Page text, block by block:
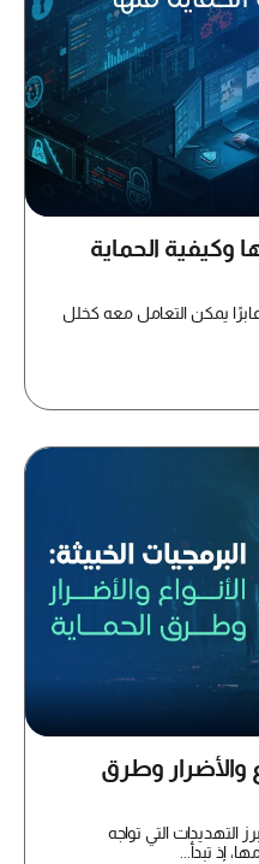
وكيفية الحماية
عابرًا يمكن التعامل معه كخلل
والأضرار وطرق
التهديدات التي تواجه
إذ تبدأ...